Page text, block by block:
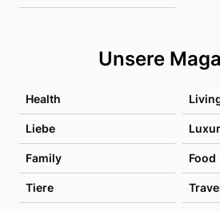
Unsere
Health
Liebe
Family Food
Tiere